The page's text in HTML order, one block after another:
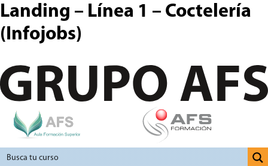
Landing – Línea 1 – Coctelería
(Infojobs)